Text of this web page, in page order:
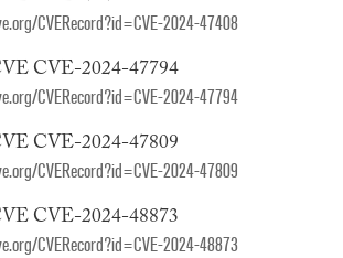
CVERecord?id=CVE-2024-47408
CVE-2024-47794
CVERecord?id=CVE-2024-47794
CVE-2024-47809
CVERecord?id=CVE-2024-47809
CVE-2024-48873
CVERecord?id=CVE-2024-48873